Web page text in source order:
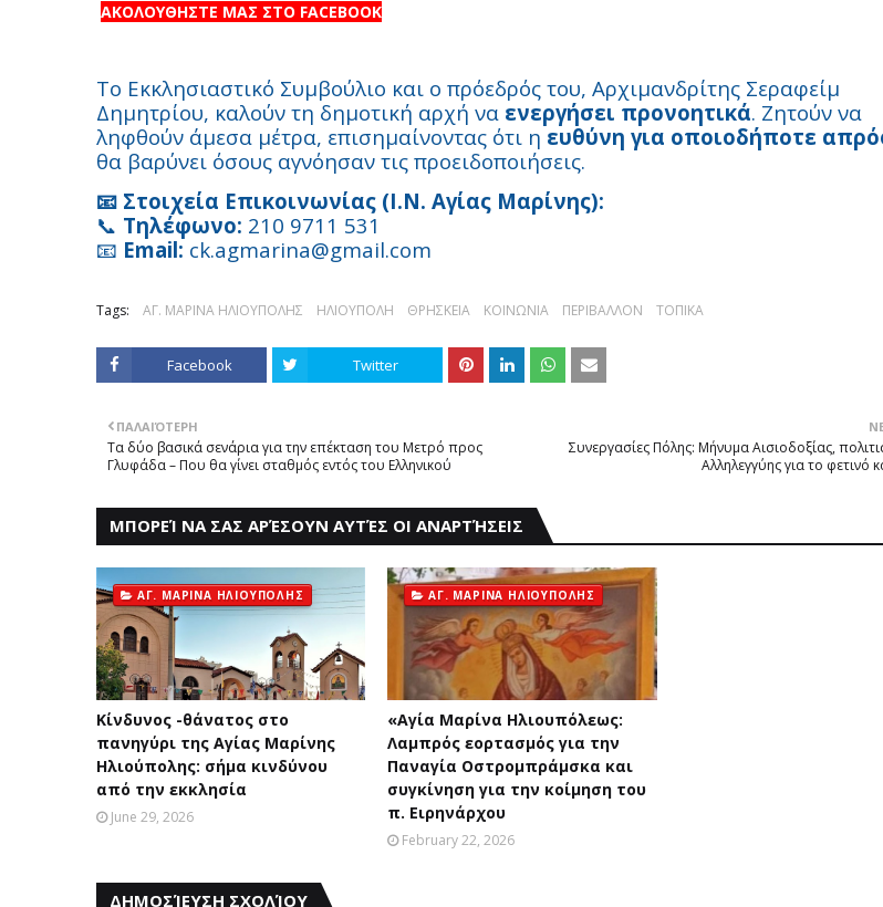
ΑΚΟΛΟΥΘΗΣΤΕ ΜΑΣ ΣΤΟ FACEBOOK
Το Εκκλησιαστικό Συμβούλιο και ο πρόεδρός του, Αρχιμανδρίτης Σεραφείμ
Δημητρίου, καλούν τη δημοτική αρχή να ενεργήσει προνοητικά. Ζητούν να
ληφθούν άμεσα μέτρα, επισημαίνοντας ότι η ευθύνη για οποιοδήποτε
θα βαρύνει όσους αγνόησαν τις προειδοποιήσεις.
📧 Στοιχεία Επικοινωνίας (Ι.Ν. Αγίας Μαρίνης):
📞 Τηλέφωνο: 210 9711 531
📧 Email: ck.agmarina@gmail.com
Tags: ΑΓ. ΜΑΡΙΝΑ ΗΛΙΟΥΠΟΛΗΣ ΗΛΙΟΥΠΟΛΗ ΘΡΗΣΚΕΙΑ ΚΟΙΝΩΝΙΑ ΠΕΡΙΒΑΛΛΟΝ ΤΟΠΙΚΑ
Facebook Twitter
Συνεργασίες Πόλης: Mήνυμα Aισιοδοξίας,
Aλληλεγγύης για το φετινό
ΠΑΛΑΙΌΤΕΡΗ
Τα δύο βασικά σενάρια για την επέκταση του Mετρό προς
Γλυφάδα – Που θα γίνει σταθμός εντός του Eλληνικού
ΜΠΟΡΕΊ ΝΑ ΣΑΣ ΑΡΈΣΟΥΝ ΑΥΤΈΣ ΟΙ ΑΝΑΡΤΉΣΕΙΣ
ΑΓ. ΜΑΡΙΝΑ ΗΛΙΟΥΠΟΛΗΣ
Kίνδυνος -θάνατος στο
πανηγύρι της Aγίας Mαρίνης
Ηλιούπολης: σήμα κινδύνου
από την εκκλησία
June 29, 2026
ΑΓ. ΜΑΡΙΝΑ ΗΛΙΟΥΠΟΛΗΣ
«Aγία Mαρίνα Hλιουπόλεως:
Λαμπρός εορτασμός για την
Παναγία Οστρομπράμσκα και
συγκίνηση για την κοίμηση του
π. Ειρηνάρχου
February 22, 2026
ΔΗΜΟΣΊΕΥΣΗ ΣΧΟΛΊΟΥ